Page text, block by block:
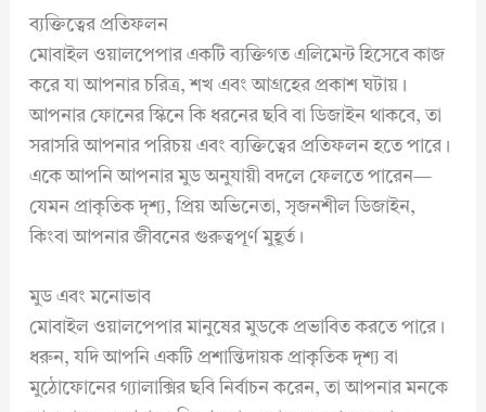
ব্যক্তিত্বের প্রতিফলন
মোবাইল ওয়ালপেপার একটি ব্যক্তিগত এলিমেন্ট হিসেবে কাজ
করে যা আপনার চরিত্র, শখ এবং আগ্রহের প্রকাশ ঘটায়।
আপনার ফোনের স্কিনে কি ধরনের ছবি বা ডিজাইন থাকবে, তা
সরাসরি আপনার পরিচয় এবং ব্যক্তিত্বের প্রতিফলন হতে পারে।
একে আপনি আপনার মুড অনুযায়ী বদলে ফেলতে পারেন—
যেমন প্রাকৃতিক দৃশ্য, প্রিয় অভিনেতা, সৃজনশীল ডিজাইন,
কিংবা আপনার জীবনের গুরুত্বপূর্ণ মুহূর্ত।
মুড এবং মনোভাব
মোবাইল ওয়ালপেপার মানুষের মুডকে প্রভাবিত করতে পারে।
ধরুন, যদি আপনি একটি প্রশান্তিদায়ক প্রাকৃতিক দৃশ্য বা
মুঠোফোনের গ্যালাক্সির ছবি নির্বাচন করেন, তা আপনার মনকে